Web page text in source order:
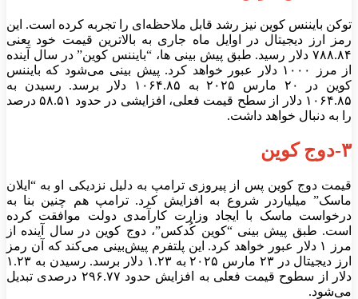
توکن بایننس کوین نیز رشد قابل ملاحظه‌ای را تجربه کرده است. این
رمز ارز دیجیتال در اوایل ماه جاری به بالاترین قیمت خود یعنی
۷۸۸.۸۴ دلار رسید. طبق پیش بینی ها، “بایننس کوین” در سال آینده
از مرز ۱۰۰۰ دلار عبور خواهد کرد. پیش بینی می‌شود که بایننس
کوین در ۲۰ مارس ۲۰۲۵ به ۱۰۶۴.۸۵ دلار برسد. رسیدن به
۱۰۶۴.۸۵ دلار از سطح قیمت فعلی، افزایشی در حدود ۵۸.۵۱ درصد
را به دنبال خواهد داشت.
۳-دوج کوین
قیمت دوج کوین پس از پیروزی ترامپ به دلیل نزدیکی او به “ایلان
ماسک” میلیاردر شروع به افزایش کرد. ترامپ هم چنین بنا به
درخواست ماسک با ایجاد وزارت کارآمدی دولت موافقت کرده
است. طبق پیش بینی “کوین کُدکس”، دوج کوین در سال آینده از
مرز ۱ دلار عبور خواهد کرد. این پلتفرم پیش‌بینی می‌کند که آن رمز
ارز دیجیتال در ۲۳ مارس ۲۰۲۵ به ۱.۲۳ دلار برسد. رسیدن به ۱.۲۳
دلار از سطوح قیمت فعلی به افزایش حدود ۲۹۶.۷۷ درصدی تبدیل
می‌شود.